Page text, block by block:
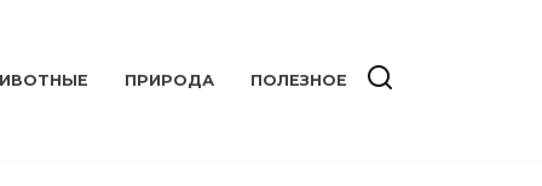
ПРИРОДА ПОЛЕЗНОЕ